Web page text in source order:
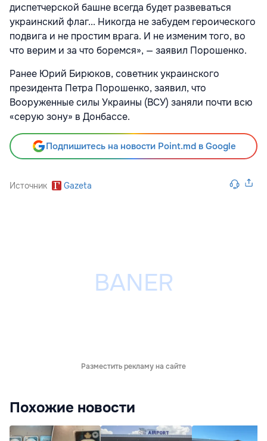
диспетчерской башне всегда будет развеваться
украинский флаг... Никогда не забудем героического
подвига и не простим врага. И не изменим того, во
что верим и за что боремся», — заявил Порошенко.
Ранее Юрий Бирюков, советник украинского
президента Петра Порошенко, заявил, что
Вооруженные силы Украины (ВСУ) заняли почти всю
«серую зону» в Донбассе.
Подпишитесь на новости Point.md в Google
Источник Gazeta
Разместить рекламу на сайте
Похожие новости